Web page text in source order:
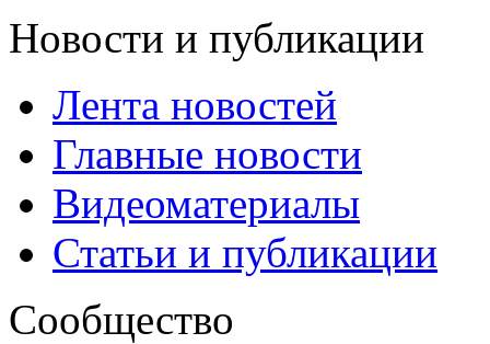
Новости и публикации
Лента новостей
Главные новости
Видеоматериалы
Статьи и публикации
Сообщество